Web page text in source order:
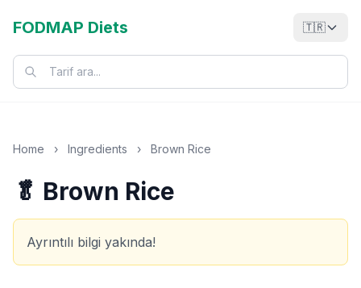
FODMAP Diets 🇹🇷
Home › Ingredients › Brown Rice
🥬 Brown Rice
Ayrıntılı bilgi yakında!